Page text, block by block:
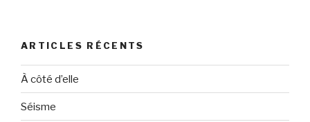
ARTICLES RÉCENTS
À côté d’elle
Séisme